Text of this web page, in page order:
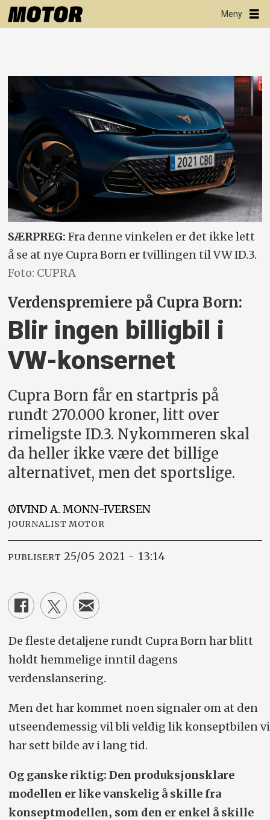
SÆRPREG: Fra denne vinkelen er det ikke lett
å se at nye Cupra Born er tvillingen til VW ID.3.
Foto: CUPRA
Verdenspremiere på Cupra Born:
Blir ingen billigbil i
VW-konsernet
Cupra Born får en startpris på
rundt 270.000 kroner, litt over
rimeligste ID.3. Nykommeren skal
da heller ikke være det billige
alternativet, men det sportslige.
ØIVIND A. MONN-IVERSEN
JOURNALIST MOTOR
PUBLISERT 25/05 2021 - 13:14
De fleste detaljene rundt Cupra Born har blitt
holdt hemmelige inntil dagens
verdenslansering.
Men det har kommet noen signaler om at den
utseendemessig vil bli veldig lik konseptbilen vi
har sett bilde av i lang tid.
Og ganske riktig: Den produksjonsklare
modellen er like vanskelig å skille fra
konseptmodellen‚ som den er enkel å skille